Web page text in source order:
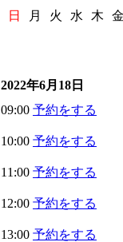
日 月 火 水 木
2022年6月18日
09:00 予約をする
10:00 予約をする
11:00 予約をする
12:00 予約をする
13:00 予約をする